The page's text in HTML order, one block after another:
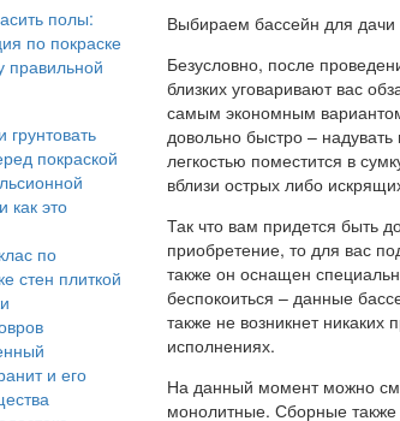
Выбираем бассейн для дачи
Безусловно, после
близких уговаривают вас
самым экономным
довольно быстро –
легкостью поместится в
вблизи острых либо
Так что вам придется быть
приобретение, то для вас
также он оснащен
беспокоиться – данные
также не возникнет
исполнениях.
На данный момент можно
монолитные. Сборные
полы:
по покраске
правильной
грунтовать
покраской
как это
по
стен плиткой
и его